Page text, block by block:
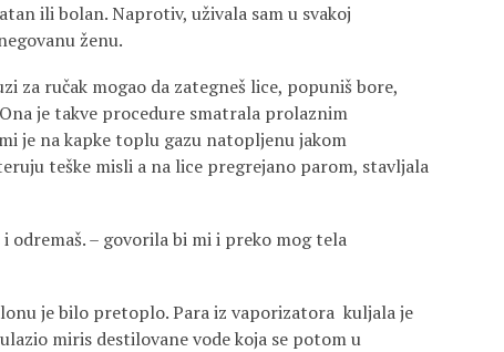
ili bolan. Naprotiv, uživala sam u svakoj
ženu.
za ručak mogao da zategneš lice, popuniš bore,
je takve procedure smatrala prolaznim
je na kapke toplu gazu natopljenu jakom
teške misli a na lice pregrejano parom, stavljala
odremaš. – govorila bi mi i preko mog tela
je bilo pretoplo. Para iz vaporizatora kuljala je
miris destilovane vode koja se potom u